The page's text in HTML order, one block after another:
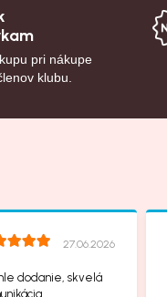
pri nákupe
klubu.
27.06.2026
dodanie, skvelá